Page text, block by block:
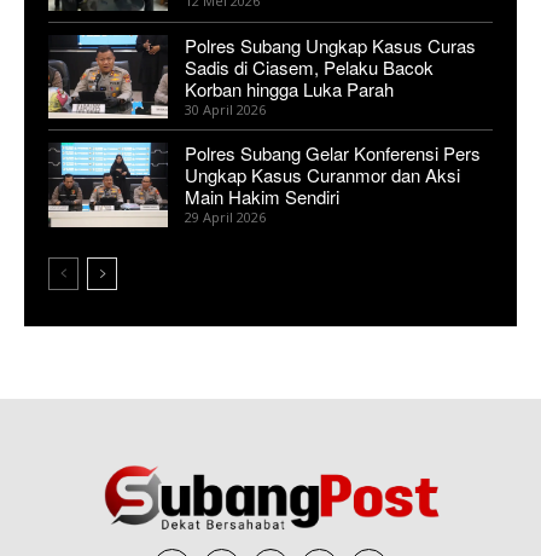
Polres Subang Ungkap Kasus Curas
Sadis di Ciasem, Pelaku Bacok
Korban hingga Luka Parah
30 April 2026
Polres Subang Gelar Konferensi Pers
Ungkap Kasus Curanmor dan Aksi
Main Hakim Sendiri
29 April 2026